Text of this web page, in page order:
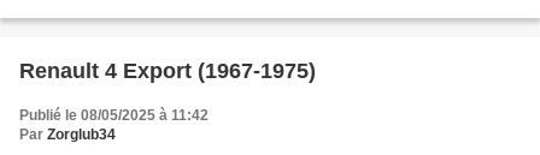
Renault 4 Export (1967-1975)
Publié le 08/05/2025 à 11:42
Par Zorglub34